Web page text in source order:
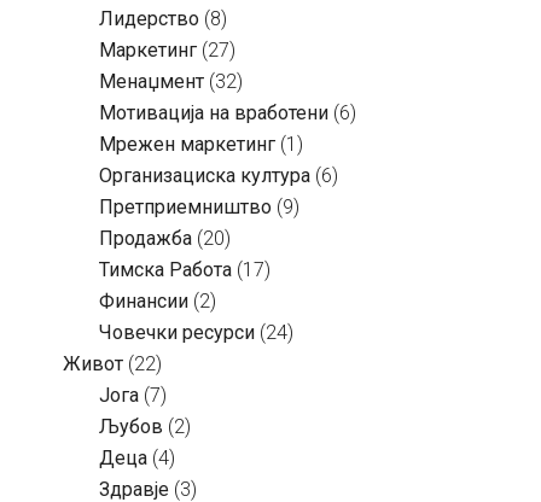
Лидерство (8)
Маркетинг (27)
Менаџмент (32)
Мотивација на вработени (6)
Мрежен маркетинг (1)
Организациска култура (6)
Претприемништво (9)
Продажба (20)
Тимска Работа (17)
Финансии (2)
Човечки ресурси (24)
Живот (22)
Јога (7)
Љубов (2)
Деца (4)
Здравје (3)